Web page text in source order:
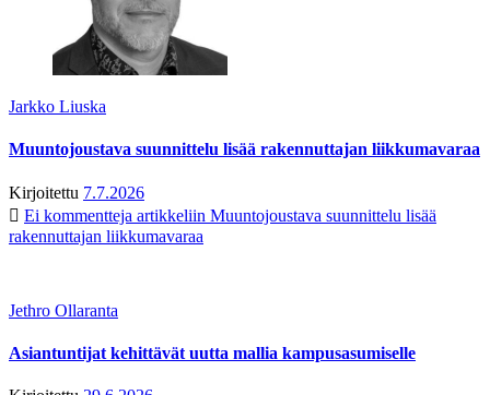
Jarkko Liuska
Muuntojoustava suunnittelu lisää rakennuttajan liikkumavaraa
Kirjoitettu 7.7.2026
Ei kommentteja artikkeliin Muuntojoustava suunnittelu lisää
rakennuttajan liikkumavaraa
Jethro Ollaranta
Asiantuntijat kehittävät uutta mallia kampusasumiselle